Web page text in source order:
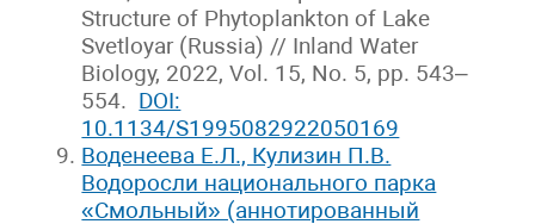
Structure of Phytoplankton of Lake
Svetloyar (Russia) // Inland Water
Biology, 2022, Vol. 15, No. 5, pp. 543–
554. DOI:
10.1134/S1995082922050169
Воденеева Е.Л., Кулизин П.В.
Водоросли национального парка
«Смольный» (аннотированный